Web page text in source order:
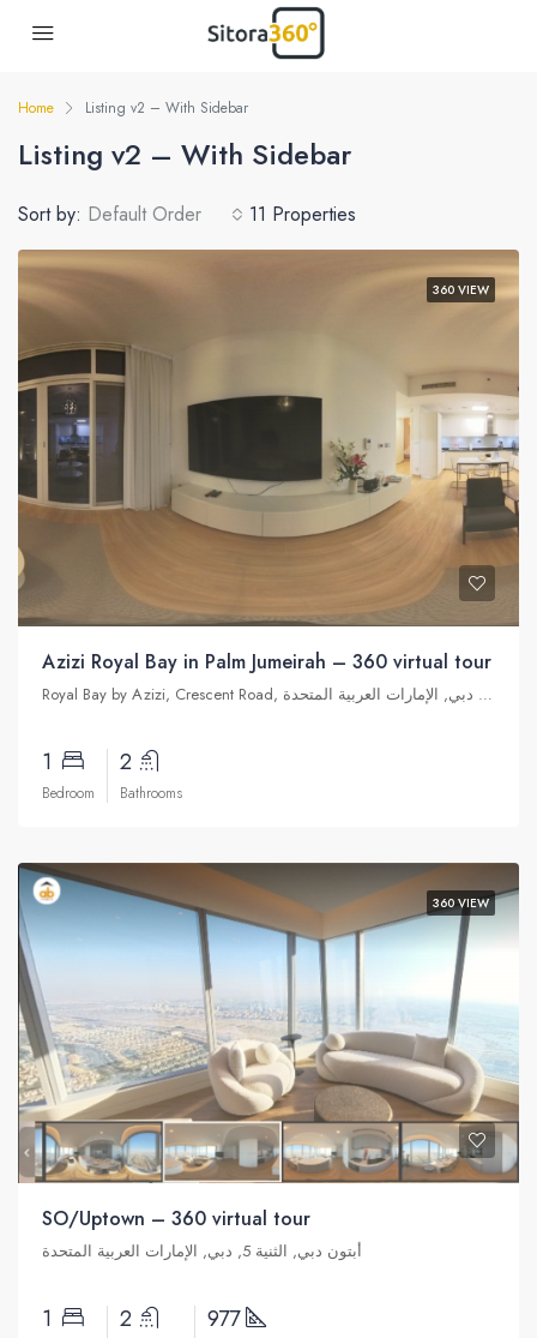
Home Listing v2 – With Sidebar
Listing v2 – With Sidebar
11 Properties
Sort by: Default Order
360 VIEW
Azizi Royal Bay in Palm Jumeirah – 360 virtual tour
Royal Bay by Azizi, Crescent Road, نخلة جميرا, دبي, الإمارات العربية المتحدة
1
Bedroom
2
Bathrooms
360 VIEW
SO/Uptown – 360 virtual tour
أبتون دبي, الثنية 5, دبي, الإمارات العربية المتحدة
1 2 977